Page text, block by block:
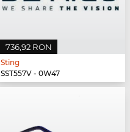
736,92 RON
Sting
SST557V - 0W47